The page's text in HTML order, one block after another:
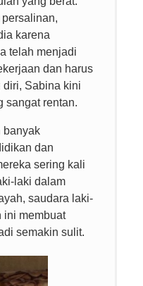
karena
telah menjadi
dan harus
diri, Sabina kini
sangat rentan.
banyak
dan
sering kali
laki dalam
saudara laki-
ini membuat
semakin sulit.